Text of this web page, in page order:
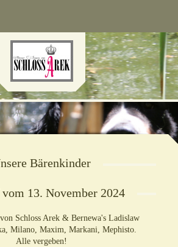
Bärenkinder
13. November 2024
Schloss Arek & Bernewa's Ladislaw
Milano, Maxim, Markani, Mephisto.
Alle vergeben!